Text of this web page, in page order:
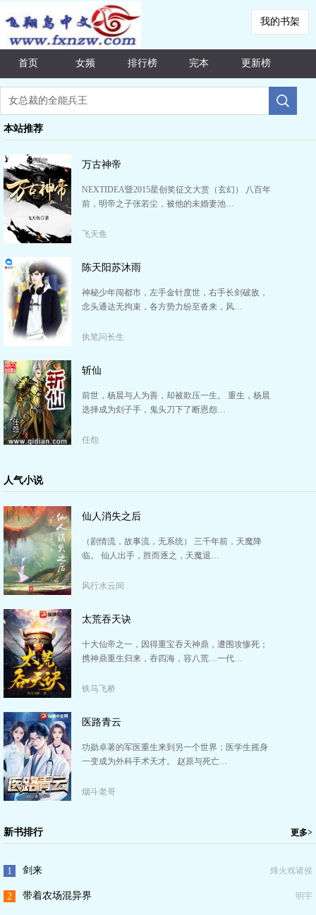
我的书架
首页 女频 排行榜 完本 更新榜
本站推荐
万古神帝
NEXTIDEA暨2015星创奖征文大赏（玄幻） 八百年
前，明帝之子张若尘，被他的未婚妻池…
飞天鱼
陈天阳苏沐雨
神秘少年闯都市，左手金针度世，右手长剑破敌，
念头通达无拘束，各方势力纷至沓来，风…
执笔问长生
斩仙
前世，杨晨与人为善，却被欺压一生。 重生，杨晨
选择成为刽子手，鬼头刀下了断恩怨…
任怨
人气小说
仙人消失之后
（剧情流，故事流，无系统） 三千年前，天魔降
临。 仙人出手，胜而逐之，天魔退…
风行水云间
太荒吞天诀
十大仙帝之一，因得重宝吞天神鼎，遭围攻惨死；
携神鼎重生归来，吞四海，容八荒…一代…
铁马飞桥
医路青云
功勋卓著的军医重生来到另一个世界；医学生摇身
一变成为外科手术天才。 赵原与死亡…
烟斗老哥
新书排行 更多>
1 剑来 烽火戏诸侯
2 带着农场混异界 明宇